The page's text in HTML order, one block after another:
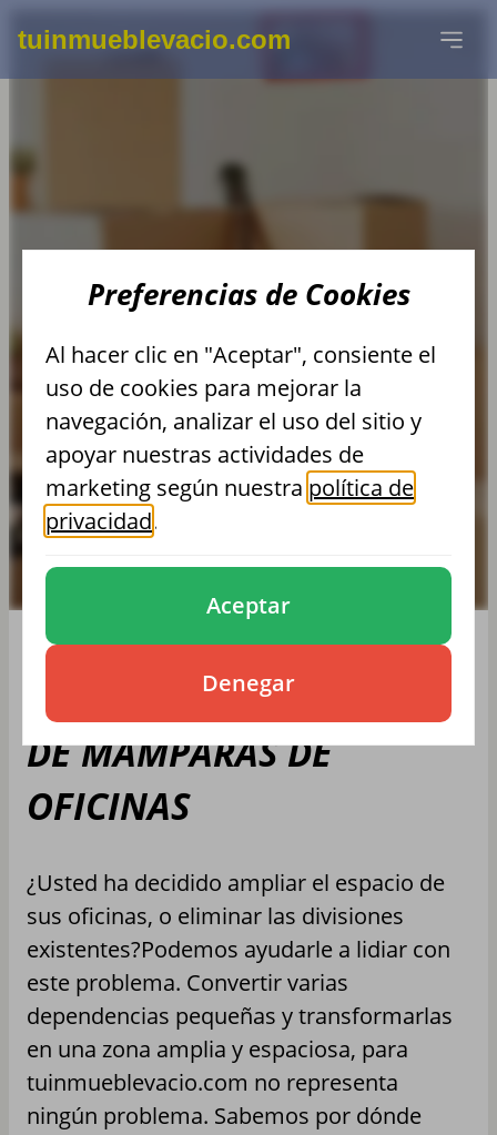
tuinmueblevacio.com
DESMONTAJE Y
RETIRADA DE
MAMPARAS DE
OFICINAS
DESMONTAJE Y RETIRADA
DE MAMPARAS DE
OFICINAS
¿Usted ha decidido ampliar el espacio de
sus oficinas, o eliminar las divisiones
existentes?Podemos ayudarle a lidiar con
este problema. Convertir varias
dependencias pequeñas y transformarlas
en una zona amplia y espaciosa, para
tuinmueblevacio.com no representa
ningún problema. Sabemos por dónde
Preferencias de Cookies
Al hacer clic en "Aceptar", consiente el
uso de cookies para mejorar la
navegación, analizar el uso del sitio y
apoyar nuestras actividades de
marketing según nuestra política de
privacidad.
Aceptar
Denegar